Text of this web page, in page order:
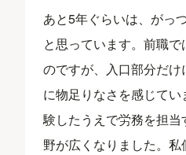
あと5年ぐらいは、がっ
と思っています。前職
のですが、入口部分だ
に物足りなさを感じて
験したうえで労務を担
野が広くなりました。